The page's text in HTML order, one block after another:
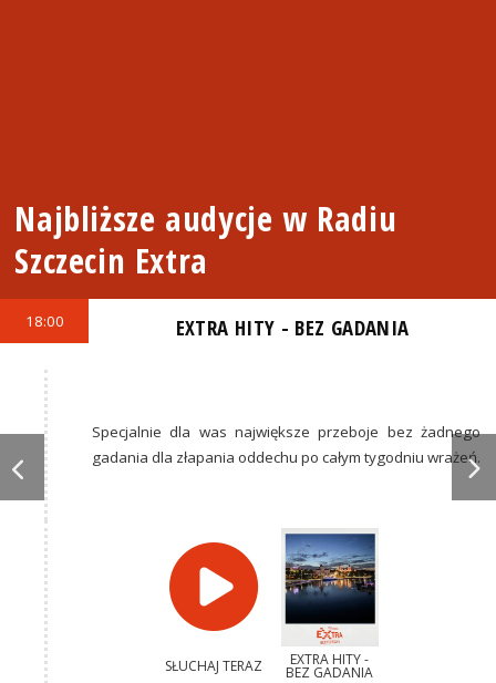
Najbliższe audycje w Radiu
Szczecin Extra
18:00 EXTRA HITY - BEZ GADANIA
Specjalnie dla was największe przeboje bez żadnego
gadania dla złapania oddechu po całym tygodniu wrażeń.
SŁUCHAJ TERAZ EXTRA HITY -
BEZ GADANIA